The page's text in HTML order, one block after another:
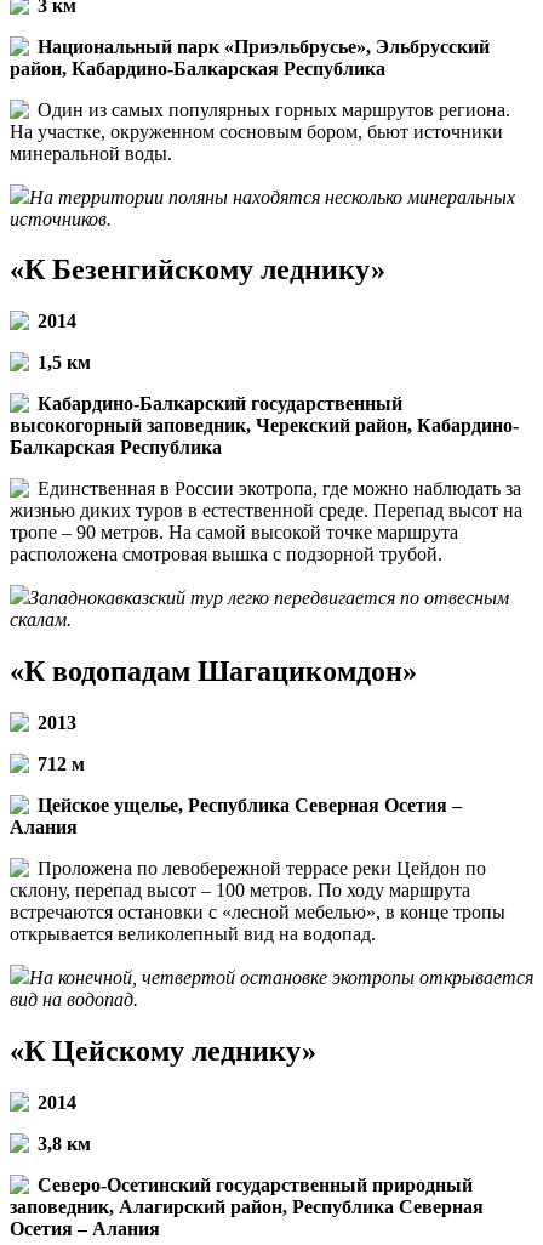
3 км
Национальный парк «Приэльбрусье», Эльбрусский
район, Кабардино-Балкарская Республика
Один из самых популярных горных маршрутов региона.
На участке, окруженном сосновым бором, бьют источники
минеральной воды.
На территории поляны находятся несколько минеральных
источников.
«К Безенгийскому леднику»
2014
1,5 км
Кабардино-Балкарский государственный
высокогорный заповедник, Черекский район, Кабардино-
Балкарская Республика
Единственная в России экотропа, где можно наблюдать за
жизнью диких туров в естественной среде. Перепад высот на
тропе – 90 метров. На самой высокой точке маршрута
расположена смотровая вышка с подзорной трубой.
Западнокавказский тур легко передвигается по отвесным
скалам.
«К водопадам Шагацикомдон»
2013
712 м
Цейское ущелье, Республика Северная Осетия –
Алания
Проложена по левобережной террасе реки Цейдон по
склону, перепад высот – 100 метров. По ходу маршрута
встречаются остановки с «лесной мебелью», в конце тропы
открывается великолепный вид на водопад.
На конечной, четвертой остановке экотропы открывается
вид на водопад.
«К Цейскому леднику»
2014
3,8 км
Северо-Осетинский государственный природный
заповедник, Алагирский район, Республика Северная
Осетия – Алания